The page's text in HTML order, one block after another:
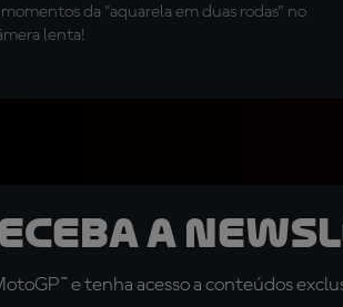
da "aquarela em duas rodas" no
lenta!
a
e tenha acesso a conteúdos